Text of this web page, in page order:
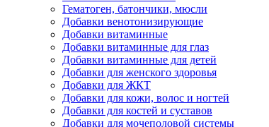
Гематоген, батончики, мюсли
Добавки венотонизирующие
Добавки витаминные
Добавки витаминные для глаз
Добавки витаминные для детей
Добавки для женского здоровья
Добавки для ЖКТ
Добавки для кожи, волос и ногтей
Добавки для костей и суставов
Добавки для мочеполовой системы